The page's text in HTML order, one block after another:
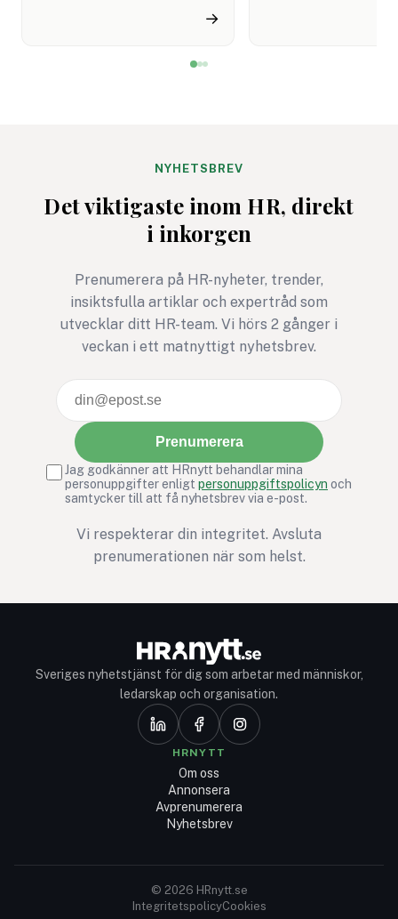
Bris stegutmaning 116 111
må bra är ett exempel där
rörelse, gemenskap och
gemensamt syfte.
→
tillit och
NYHETSBREV
Det viktigaste inom HR, direkt
i inkorgen
Prenumerera på HR-nyheter, trender,
insiktsfulla artiklar och expertråd som
utvecklar ditt HR-team. Vi hörs 2 gånger i
veckan i ett matnyttigt nyhetsbrev.
Prenumerera
Jag godkänner att HRnytt behandlar mina
personuppgifter enligt personuppgiftspolicyn och
samtycker till att få nyhetsbrev via e-post.
Vi respekterar din integritet. Avsluta
prenumerationen när som helst.
Sveriges nyhetstjänst för dig som arbetar med människor,
ledarskap och organisation.
HRNYTT
Om oss
Annonsera
Avprenumerera
Nyhetsbrev
© 2026 HRnytt.se
IntegritetspolicyCookies